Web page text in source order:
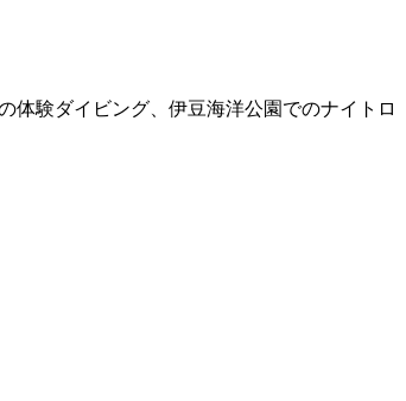
体験ダイビング、伊豆海洋公園でのナイトロ